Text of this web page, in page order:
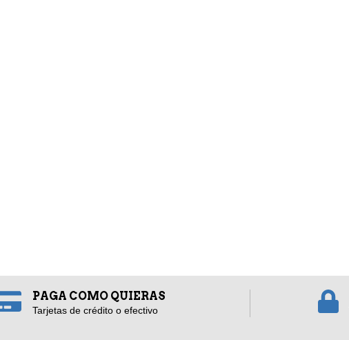
PAGA COMO QUIERAS
Tarjetas de crédito o efectivo